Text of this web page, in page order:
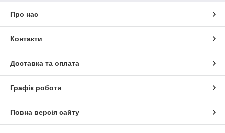
Про нас
Контакти
Доставка та оплата
Графік роботи
Повна версія сайту